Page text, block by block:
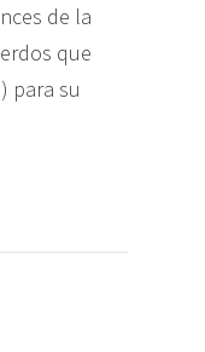
de la
que
para su